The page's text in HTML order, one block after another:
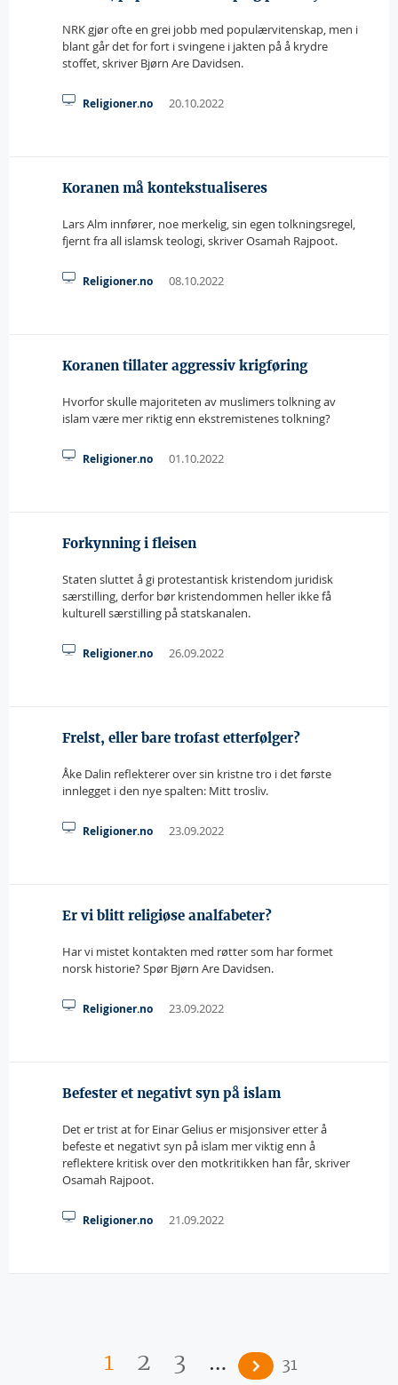
NRK gjør ofte en grei jobb med populærvitenskap, men i
blant går det for fort i svingene i jakten på å krydre
stoffet, skriver Bjørn Are Davidsen.
Religioner.no 20.10.2022
Koranen må kontekstualiseres
Lars Alm innfører, noe merkelig, sin egen tolkningsregel,
fjernt fra all islamsk teologi, skriver Osamah Rajpoot.
Religioner.no 08.10.2022
Koranen tillater aggressiv krigføring
Hvorfor skulle majoriteten av muslimers tolkning av
islam være mer riktig enn ekstremistenes tolkning?
Religioner.no 01.10.2022
Forkynning i fleisen
Staten sluttet å gi protestantisk kristendom juridisk
særstilling, derfor bør kristendommen heller ikke få
kulturell særstilling på statskanalen.
Religioner.no 26.09.2022
Frelst, eller bare trofast etterfølger?
Åke Dalin reflekterer over sin kristne tro i det første
innlegget i den nye spalten: Mitt trosliv.
Religioner.no 23.09.2022
Er vi blitt religiøse analfabeter?
Har vi mistet kontakten med røtter som har formet
norsk historie? Spør Bjørn Are Davidsen.
Religioner.no 23.09.2022
Befester et negativt syn på islam
Det er trist at for Einar Gelius er misjonsiver etter å
befeste et negativt syn på islam mer viktig enn å
reflektere kritisk over den motkritikken han får, skriver
Osamah Rajpoot.
Religioner.no 21.09.2022
1 2 3 … 31